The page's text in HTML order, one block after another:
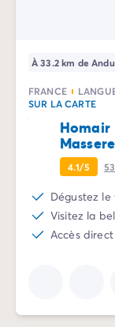
Camping Vias-
Camping
Camping
Camping
Camping
Camping Le
Camping
Camping Midi-
Camping
Camping Lot-
À 33.2 km de
FRANCE
SUR LA CARTE
Homair
4.1/5
Dégustez
Visitez la
Accès